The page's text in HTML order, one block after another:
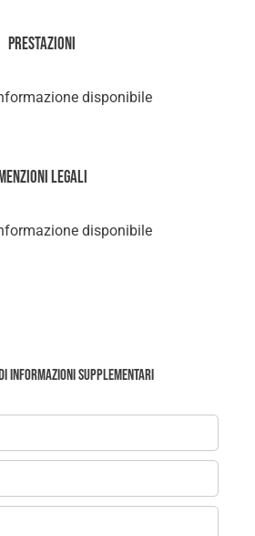
Prestazioni
disponibile
legali
disponibile
informazioni supplementari